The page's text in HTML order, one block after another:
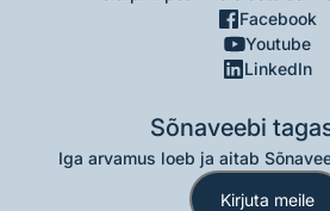
Facebook
Youtube
LinkedIn
Sõnaveebi
Iga arvamus loeb ja aitab
Kirjuta meile